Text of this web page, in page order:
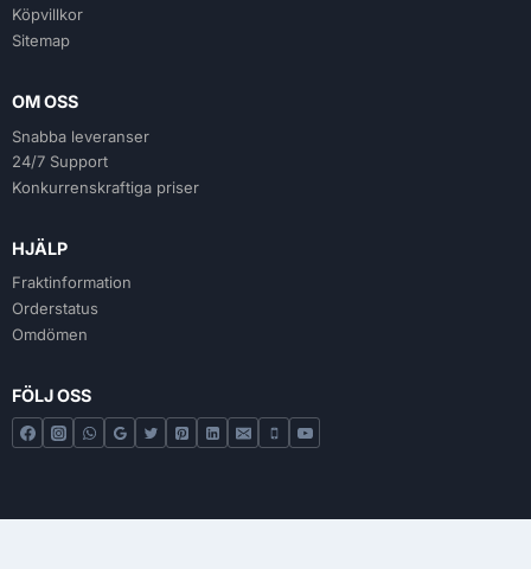
Köpvillkor
Sitemap
OM OSS
Snabba leveranser
24/7 Support
Konkurrenskraftiga priser
HJÄLP
Fraktinformation
Orderstatus
Omdömen
FÖLJ OSS